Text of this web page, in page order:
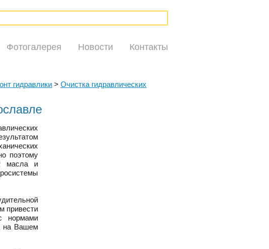
Фотогалерея Новости Контакты
гидравлики > Очистка гидравлических
поэтому
масла и
привести
нормами
на Вашем